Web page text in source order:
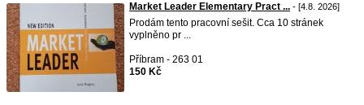
Market Leader Elementary Pract ... - [4.8. 2026]
Prodám tento pracovní sešit. Cca 10 stránek
vyplněno pr ...
Příbram - 263 01
150 Kč